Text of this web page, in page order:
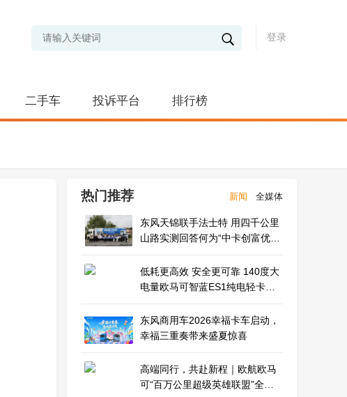
登录
二手车 投诉平台 排行榜
热门推荐 新闻 全媒体
东风天锦联手法士特 用四千公里
山路实测回答何为“中卡创富优
低耗更高效 安全更可靠 140度大
电量欧马可智蓝ES1纯电轻卡怀
东风商用车2026幸福卡车启动，
幸福三重奏带来盛夏惊喜
高端同行，共赴新程｜欧航欧马
可“百万公里超级英雄联盟”全球